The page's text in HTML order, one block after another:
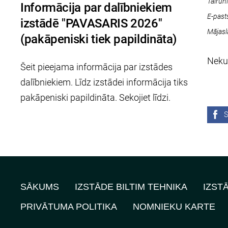
Informācija par dalībniekiem
izstādē "PAVASARIS 2026"
(pakāpeniski tiek papildināta)
Šeit pieejama informācija par izstādes
dalībniekiem. Līdz izstādei informācija tiks
pakāpeniski papildināta. Sekojiet līdzi.
E-
SĀKUMS IZSTĀDE BILTIM TEHNIKA
PRIVĀTUMA POLITIKA
NOMNIEKU KARTE